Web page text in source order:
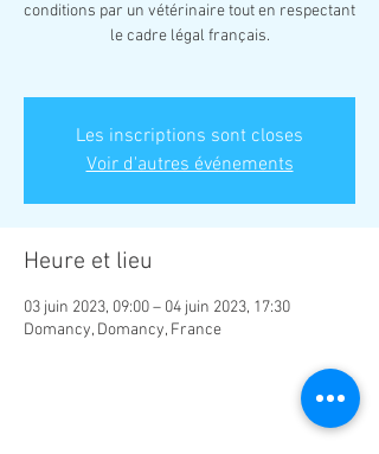
conditions par un vétérinaire tout en respectant
le cadre légal français.
Les inscriptions sont closes
Voir d'autres événements
Heure et lieu
03 juin 2023, 09:00 – 04 juin 2023, 17:30
Domancy, Domancy, France